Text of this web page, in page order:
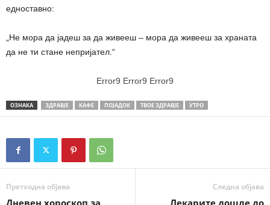
едноставно:
„Не мора да јадеш за да живееш – мора да живееш за храната
да не ти стане непријател.“
Error9 Error9 Error9
ОЗНАКА ЗДРАВЈЕ КАФЕ ПОЈАДОК ТВОЕ ЗДРАВЈЕ УТРО
Претходна објава Следна објава